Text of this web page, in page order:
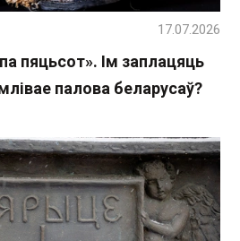
пяцьсот». Ім заплацяць
палова беларусаў?
17.07.2026